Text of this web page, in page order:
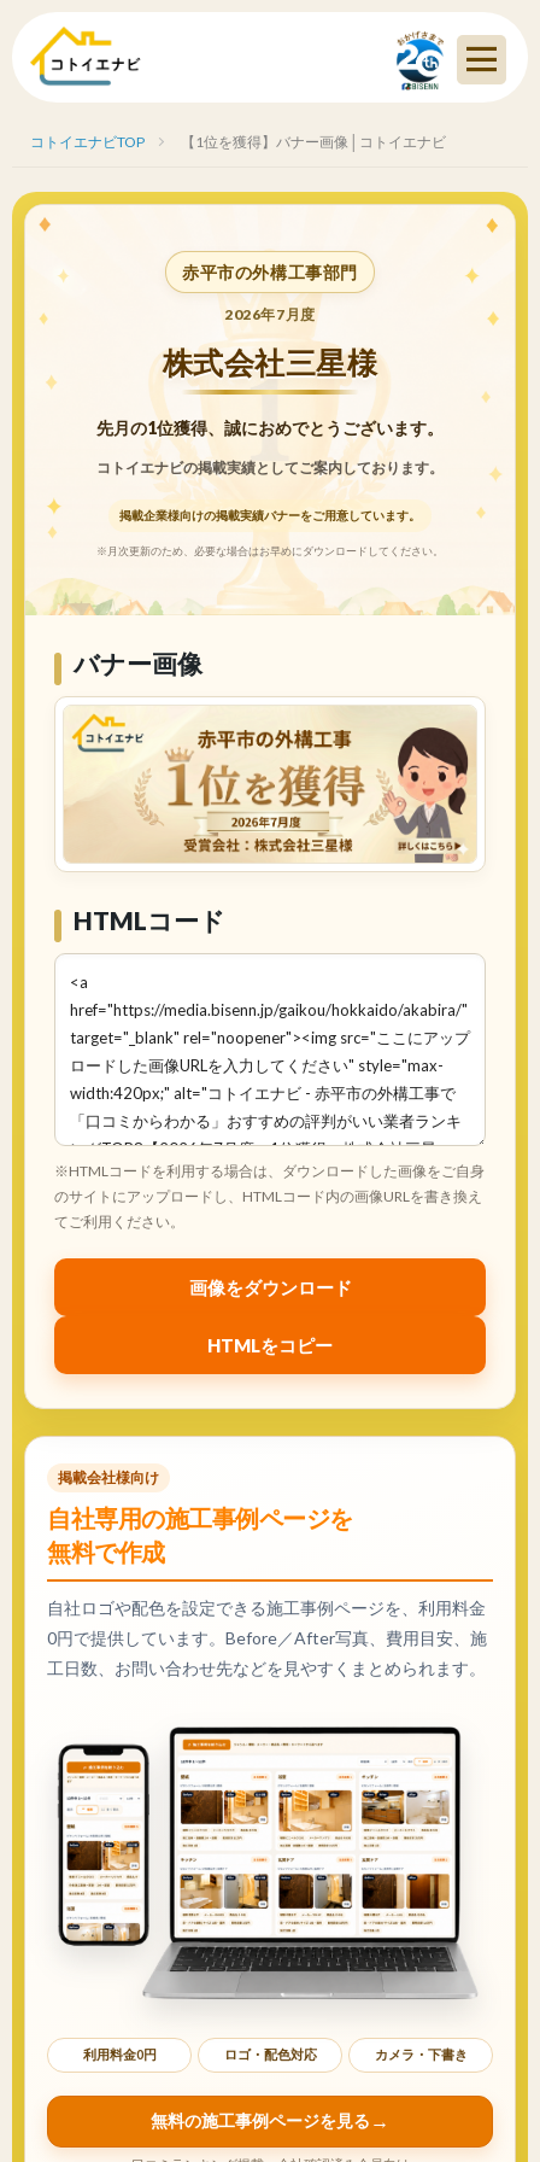
コトイエナビTOP 【1位を獲得】バナー画像│コトイエナビ
赤平市の外構工事部門
2026年7月度
株式会社三星様
先月の1位獲得、誠におめでとうございます。
コトイエナビの掲載実績としてご案内しております。
掲載企業様向けの掲載実績バナーをご用意しています。
※月次更新のため、必要な場合はお早めにダウンロードしてください。
バナー画像
HTMLコード
※HTMLコードを利用する場合は、ダウンロードした画像をご自身
のサイトにアップロードし、HTMLコード内の画像URLを書き換え
てご利用ください。
画像をダウンロード
HTMLをコピー
掲載会社様向け
自社専用の施工事例ページを
無料で作成
自社ロゴや配色を設定できる施工事例ページを、利用料金
0円で提供しています。Before／After写真、費用目安、施
工日数、お問い合わせ先などを見やすくまとめられます。
利用料金0円 ロゴ・配色対応 カメラ・下書き
無料の施工事例ページを見る